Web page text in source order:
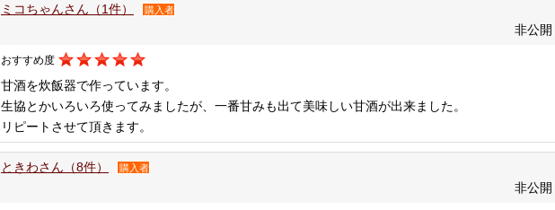
ミコちゃんさん（1件） 購入者
非公開
おすすめ度
甘酒を炊飯器で作っています。
生協とかいろいろ使ってみましたが、一番甘みも出て美味しい甘酒が出来ました。
リピートさせて頂きます。
ときわさん（8件） 購入者
非公開